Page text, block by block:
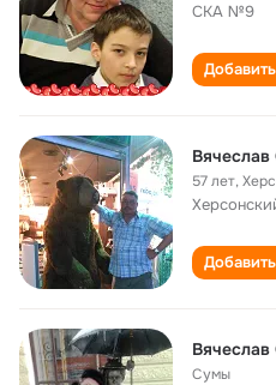
СКА №9
57 лет,
Сумы